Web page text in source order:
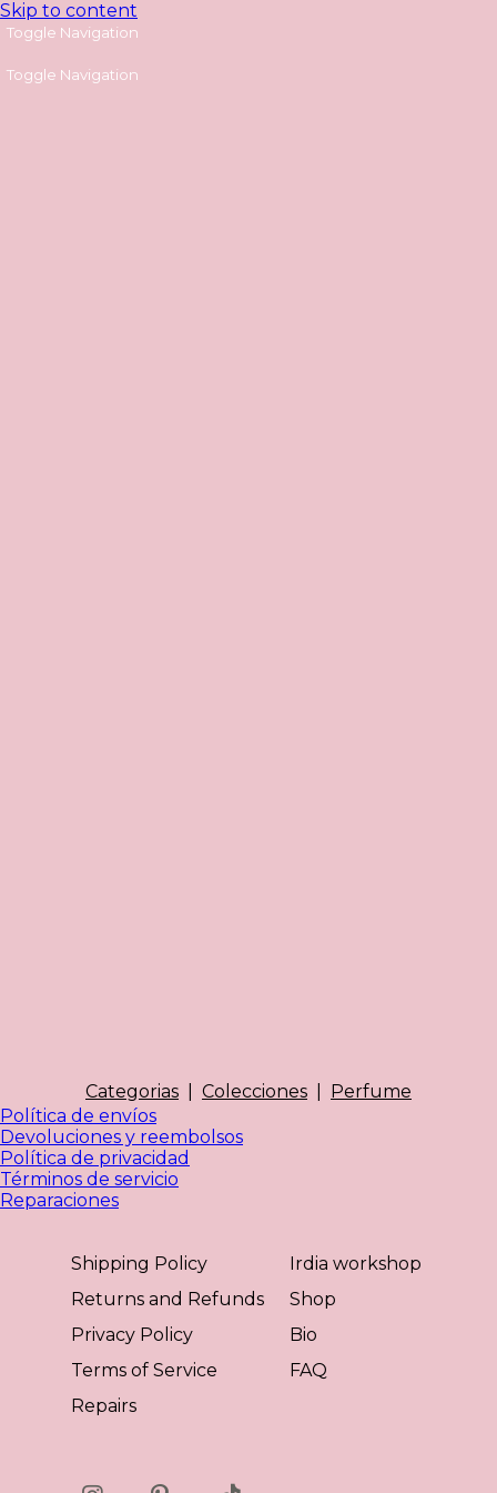
Skip to content
Toggle Navigation
Toggle Navigation
Categorias Colecciones
Perfume
Política de envíos
Devoluciones y reembolsos
Política de privacidad
Términos de servicio
Reparaciones
Shipping Policy
Returns and Refunds
Privacy Policy
Terms of Service
Repairs
Irdia workshop
Shop
Bio
FAQ